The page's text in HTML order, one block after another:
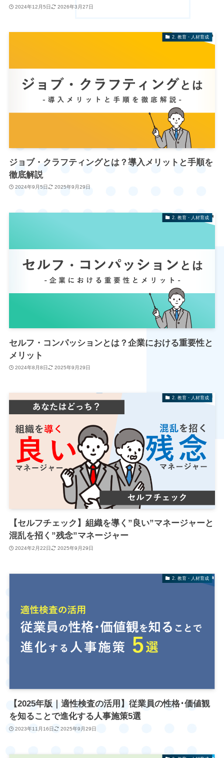
2024年12月5日 2026年3月27日
2. 教育・人材育成
ジョブ・クラフティングとは？導入メリットと手順を
徹底解説
2024年9月5日 2025年9月29日
2. 教育・人材育成
セルフ・コンパッションとは？企業における重要性と
メリット
2024年8月8日 2025年9月29日
2. 教育・人材育成
【セルフチェック】組織を導く”良い”マネージャーと
混乱を招く”残念”マネージャー
2024年2月22日 2025年9月29日
2. 教育・人材育成
【2025年版｜適性検査の活用】従業員の性格･価値観
を知ることで進化する人事施策5選
2023年11月16日 2025年9月29日